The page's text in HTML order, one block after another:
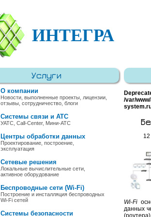
ИНТЕГРА
Услуги
О компании
Новости, выполненные проекты, лицензии,
отзывы, сотрудничество, блоги
Системы связи и АТС
УАТС, Call-Center, Мини-АТС
Центры обработки данных
Проектирование, построение,
эксплуатация
Сетевые решения
Локальные вычислительные сети,
активное оборудование
Беспроводные сети (Wi-Fi)
Построение и инсталляция беспроводных
Wi-Fi сетей
Системы безопасности
/var/
Wi-Fi
данных